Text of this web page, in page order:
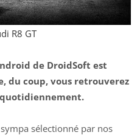
R8 GT
de DroidSoft est
du coup, vous retrouverez
sélectionné par nos